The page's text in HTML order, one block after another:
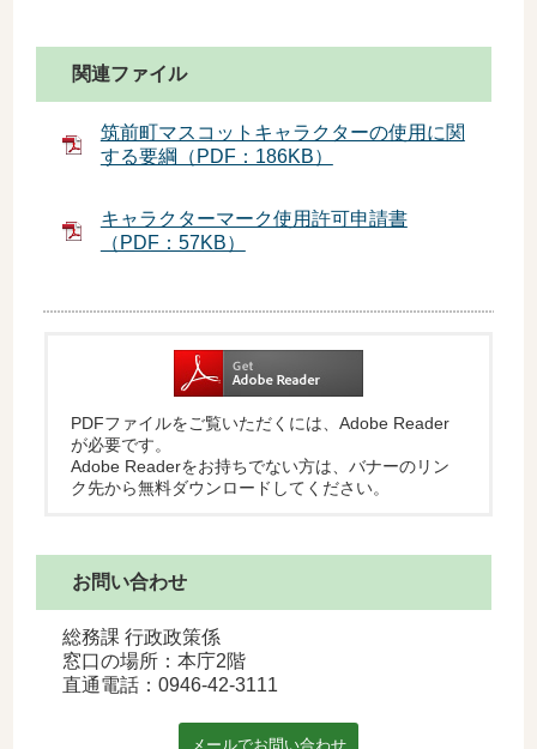
関連ファイル
筑前町マスコットキャラクターの使用に関
する要綱（PDF：186KB）
キャラクターマーク使用許可申請書
（PDF：57KB）
PDFファイルをご覧いただくには、Adobe Reader
が必要です。
Adobe Readerをお持ちでない方は、バナーのリン
ク先から無料ダウンロードしてください。
お問い合わせ
総務課 行政政策係
窓口の場所：本庁2階
直通電話： 0946-42-3111